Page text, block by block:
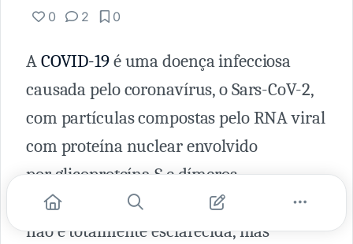
0 2 0
ACOVID-19é uma doença infecciosa
causada pelo coronavírus, o Sars-CoV-2,
com partículas compostas pelo RNA viral
com proteína nuclear envolvido
por glicoproteína S e dímeros
Hemaglutinina esterase, a fisiopatologia
não é totalmente esclarecida, mas